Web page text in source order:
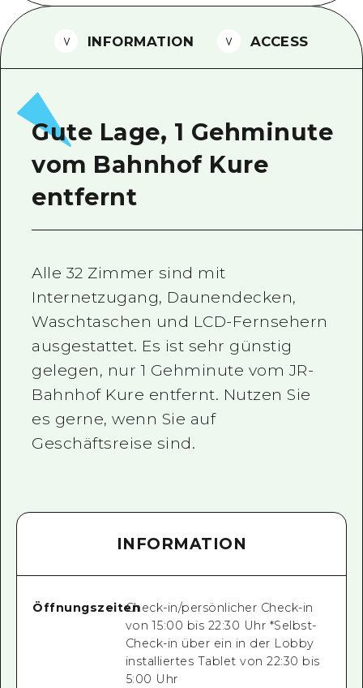
Foto-Download
Transportinformationen bei
INFORMATION ACCESS
Gute Lage, 1 Gehminute
vom Bahnhof Kure
entfernt
Alle 32 Zimmer sind mit
Internetzugang, Daunendecken,
Waschtaschen und LCD-Fernsehern
ausgestattet. Es ist sehr günstig
gelegen, nur 1 Gehminute vom JR-
Bahnhof Kure entfernt. Nutzen Sie
es gerne, wenn Sie auf
Geschäftsreise sind.
INFORMATION
ÖffnungszeitenCheck-in/persönlicher Check-in
von 15:00 bis 22:30 Uhr *Selbst-
Check-in über ein in der Lobby
installiertes Tablet von 22:30 bis
5:00 Uhr